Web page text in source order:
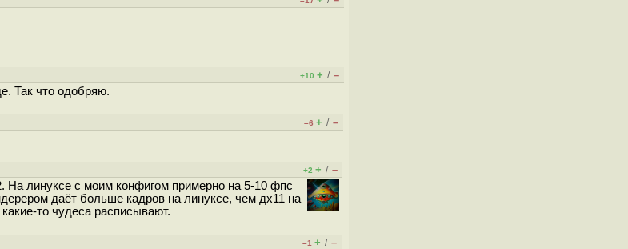
+10 + / –
Так что одобряю.
–6 + / –
+2 + / –
На линуксе с моим конфигом примерно на 5-10 фпс
даёт больше кадров на линуксе, чем дх11 на
то чудеса расписывают.
–1 + / –